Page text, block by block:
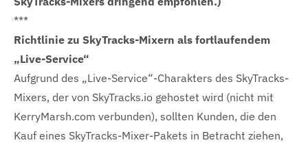
***
Richtlinie zu SkyTracks-Mixern als fortlaufendem
„Live-Service“
Aufgrund des „Live-Service“-Charakters des SkyTracks-
Mixers, der von SkyTracks.io gehostet wird (nicht mit
KerryMarsh.com verbunden), sollten Kunden, die den
Kauf eines SkyTracks-Mixer-Pakets in Betracht ziehen,